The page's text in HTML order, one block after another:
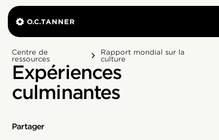
Centre de
ressources
Rapport mondial sur la
culture
Expériences
culminantes
Partager